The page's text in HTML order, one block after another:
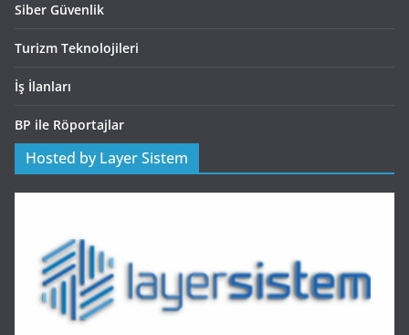
Siber Güvenlik
Turizm Teknolojileri
İş İlanları
BP ile Röportajlar
Hosted by Layer Sistem